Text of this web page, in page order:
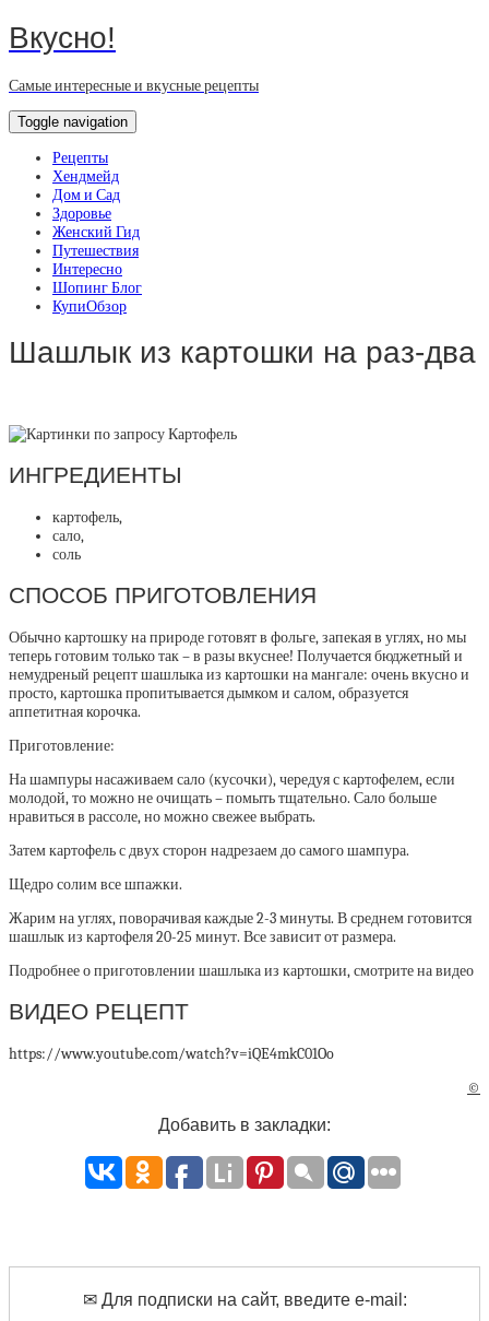
Вкусно!
Самые интересные и вкусные рецепты
Toggle navigation
Рецепты
Хендмейд
Дом и Сад
Здоровье
Женский Гид
Путешествия
Интересно
Шопинг Блог
КупиОбзор
Шашлык из картошки на раз-два
ИНГРЕДИЕНТЫ
картофель,
сало,
соль
СПОСОБ ПРИГОТОВЛЕНИЯ
Обычно картошку на природе готовят в фольге, запекая в углях, но мы
теперь готовим только так – в разы вкуснее! Получается бюджетный и
немудреный рецепт шашлыка из картошки на мангале: очень вкусно и
просто, картошка пропитывается дымком и салом, образуется
аппетитная корочка.
Приготовление:
На шампуры насаживаем сало (кусочки), чередуя с картофелем, если
молодой, то можно не очищать – помыть тщательно. Сало больше
нравиться в рассоле, но можно свежее выбрать.
Затем картофель с двух сторон надрезаем до самого шампура.
Щедро солим все шпажки.
Жарим на углях, поворачивая каждые 2-3 минуты. В среднем готовится
шашлык из картофеля 20-25 минут. Все зависит от размера.
Подробнее о приготовлении шашлыка из картошки, смотрите на видео
ВИДЕО РЕЦЕПТ
https://www.youtube.com/watch?v=iQE4mkC01Oo
©
Добавить в закладки:
✉ Для подписки на сайт, введите e-mail: